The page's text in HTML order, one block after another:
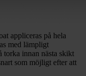
appliceras på hela
med lämpligt
torka innan nästa skikt
som möjligt efter att